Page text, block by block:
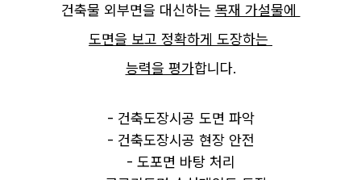
나도 내 가족의 생계를
책임질 수 있지 않을까?’
수많은 고민 끝에
페인트공이라는
직업에 도전 하게 된거죠.
건축물 외부면을 대신하는 목재 가설물에
도면을 보고 정확하게 도장하는
능력을 평가합니다.
- 건축도장시공 도면 파악
- 건축도장시공 현장 안전
- 도포면 바탕 처리